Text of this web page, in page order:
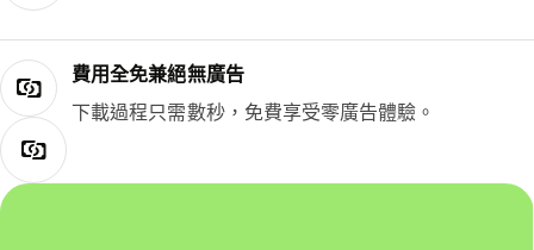
費用全免兼絕無廣告
下載過程只需數秒，免費享受零廣告體驗。